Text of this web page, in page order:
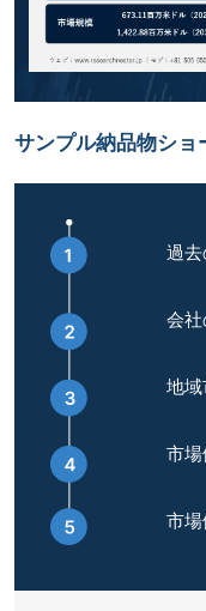
サンプル納品物ショ
過
会
地
市
市